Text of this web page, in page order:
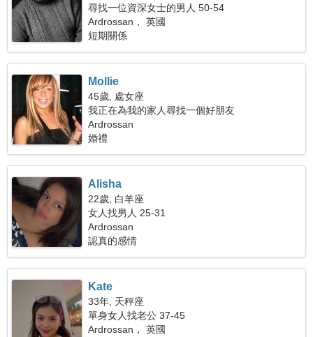
尋找一位資深女士的男人 50-54
Ardrossan， 英國
短期關係
Mollie
45歲, 處女座
我正在為我的家人尋找一個好朋友
Ardrossan
婚禮
Alisha
22歲, 白羊座
女人找男人 25-31
Ardrossan
認真的感情
Kate
33年, 天秤座
單身女人找老公 37-45
Ardrossan， 英國